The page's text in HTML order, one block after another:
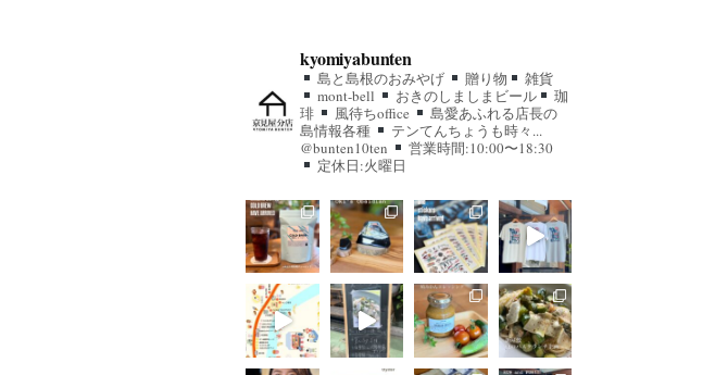
kyomiyabunten
島と島根のおみやげ 贈り物
雑貨
mont-bell
おきのしましまビール
珈
琲
風待ちoffice
島愛あふれる店長の
島情報各種
テンてんちょうも時々...
@bunten10ten
営業時間:10:00〜18:30
定休日:火曜日